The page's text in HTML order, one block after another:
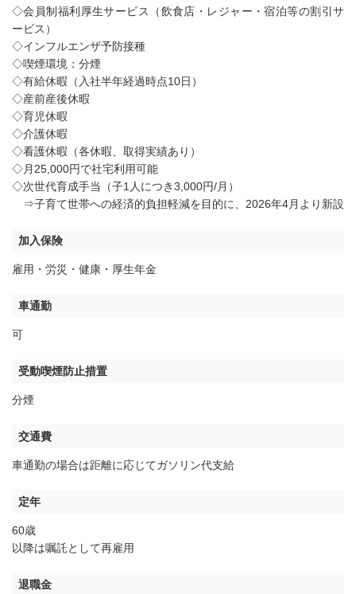
◇会員制福利厚生サービス（飲食店・レジャー・宿泊等の割引サ
ービス）
◇インフルエンザ予防接種
◇喫煙環境：分煙
◇有給休暇（入社半年経過時点10日）
◇産前産後休暇
◇育児休暇
◇介護休暇
◇看護休暇（各休暇、取得実績あり）
◇月25,000円で社宅利用可能
◇次世代育成手当（子1人につき3,000円/月）
⇒子育て世帯への経済的負担軽減を目的に、2026年4月より新設
加入保険
雇用・労災・健康・厚生年金
車通勤
可
受動喫煙防止措置
分煙
交通費
車通勤の場合は距離に応じてガソリン代支給
定年
60歳
以降は嘱託として再雇用
退職金